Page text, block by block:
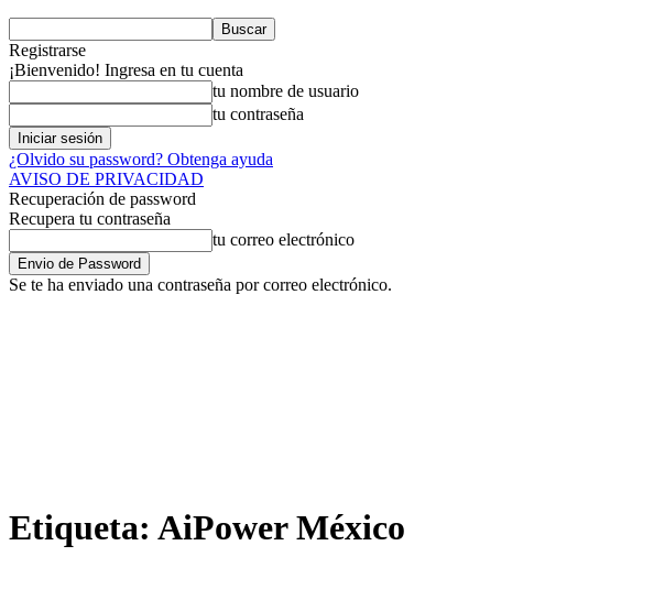
Registrarse
¡Bienvenido! Ingresa en tu cuenta
tu nombre de usuario
tu contraseña
¿Olvido su password? Obtenga ayuda
AVISO DE PRIVACIDAD
Recuperación de password
Recupera tu contraseña
tu correo electrónico
Se te ha enviado una contraseña por correo electrónico.
Etiqueta: AiPower México